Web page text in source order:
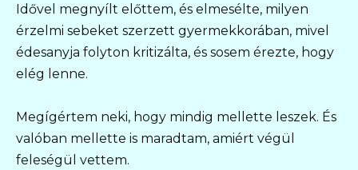
Idővel megnyílt előttem, és elmesélte, milyen
érzelmi sebeket szerzett gyermekkorában, mivel
édesanyja folyton kritizálta, és sosem érezte, hogy
elég lenne.
Megígértem neki, hogy mindig mellette leszek. És
valóban mellette is maradtam, amiért végül
feleségül vettem.